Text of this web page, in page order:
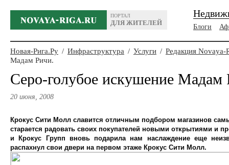
ПОРТАЛ
ДЛЯ ЖИТЕЛЕЙ
Блоги
Новая-Рига.Ру / Инфраструктура / Услуги / Редакция Novaya-
Мадам Ричи.
Серо-голубое искушение Мадам
20 июня, 2008
Крокус Сити Молл славится отличным подбором магазинов
старается радовать своих покупателей новыми открытиями и
и Крокус Групп вновь подарила нам наслаждение еще
распахнул свои двери на первом этаже Крокус Сити Молл.